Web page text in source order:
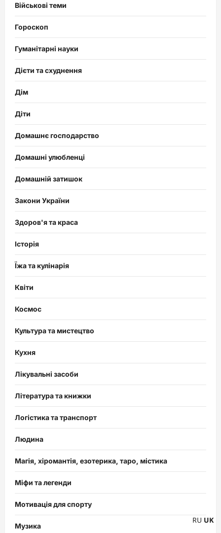
Військові теми
Гороскоп
Гуманітарні науки
Дієти та схуднення
Дім
Діти
Домашнє господарство
Домашні улюбленці
Домашній затишок
Закони України
Здоров'я та краса
Історія
Їжа та кулінарія
Квіти
Космос
Культура та мистецтво
Кухня
Лікувальні засоби
Література та книжки
Логістика та транспорт
Людина
Магія, хіромантія, езотерика, таро, містика
Міфи та легенди
Мотивація для спорту
Музика
RU UK